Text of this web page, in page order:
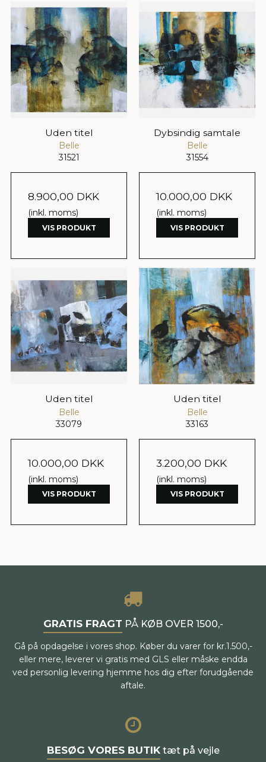
Uden titel
Belle
31521
8.900,00 DKK
(inkl. moms)
VIS PRODUKT
Dybsindig samtale
Belle
31554
10.000,00 DKK
(inkl. moms)
VIS PRODUKT
Uden titel
Belle
33079
10.000,00 DKK
(inkl. moms)
VIS PRODUKT
Uden titel
Belle
33163
3.200,00 DKK
(inkl. moms)
VIS PRODUKT
GRATIS FRAGT PÅ KØB OVER 1500,-
Gå på opdagelse i vores shop. Køber du varer for kr.1.500,-
eller mere, leverer vi gratis med GLS eller måske endda
ved personlig levering hjemme hos dig efter forudgående
aftale.
BESØG VORES BUTIKtæt på vejle